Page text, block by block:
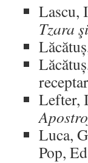
Lascu,
Tzara
Lefter,
Luca,
Pop,